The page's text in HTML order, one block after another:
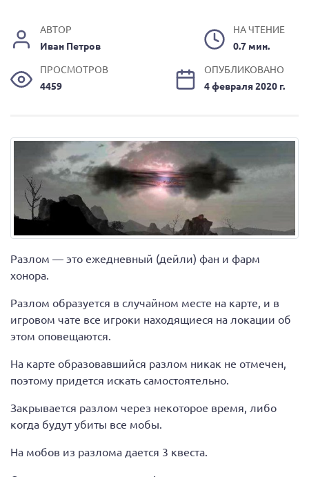
АВТОР
Иван Петров
НА ЧТЕНИЕ
0.7 мин.
ПРОСМОТРОВ
4459
ОПУБЛИКОВАНО
4 февраля 2020 г.
Разлом — это ежедневный (дейли) фан и фарм
хонора.
Разлом образуется в случайном месте на карте, и в
игровом чате все игроки находящиеся на локации об
этом оповещаются.
На карте образовавшийся разлом никак не отмечен,
поэтому придется искать самостоятельно.
Закрывается разлом через некоторое время, либо
когда будут убиты все мобы.
На мобов из разлома дается 3 квеста.